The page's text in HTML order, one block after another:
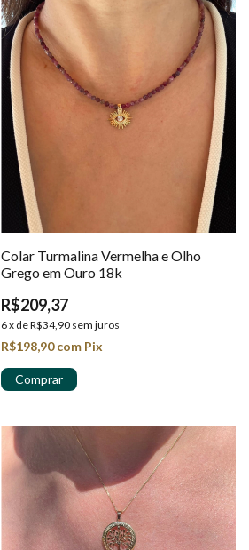
Colar Turmalina Vermelha e Olho
Grego em Ouro 18k
R$209,37
6x deR$34,90 sem juros
R$198,90com Pix